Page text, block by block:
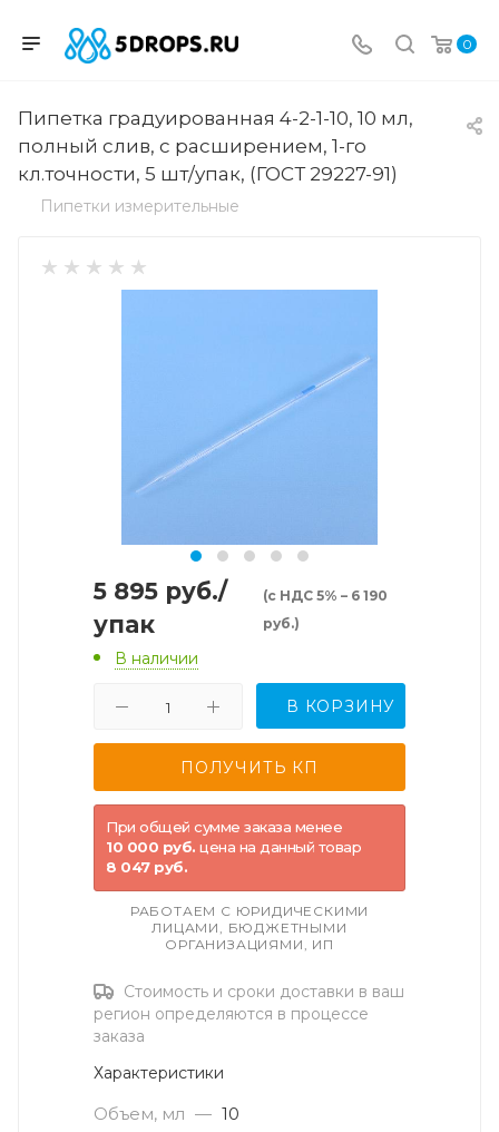
0
Пипетка градуированная 4-2-1-10, 10 мл,
полный слив, с расширением, 1-го
кл.точности, 5 шт/упак, (ГОСТ 29227-91)
Пипетки измерительные
5 895 руб./
упак
(с НДС 5% – 6 190
руб.)
В наличии
В КОРЗИНУ
При общей сумме заказа менее
10 000 руб. цена на данный товар
8 047 руб.
РАБОТАЕМ С ЮРИДИЧЕСКИМИ
ЛИЦАМИ, БЮДЖЕТНЫМИ
ОРГАНИЗАЦИЯМИ, ИП
Стоимость и сроки доставки в ваш
регион определяются в процессе
заказа
Характеристики
Объем, мл — 10